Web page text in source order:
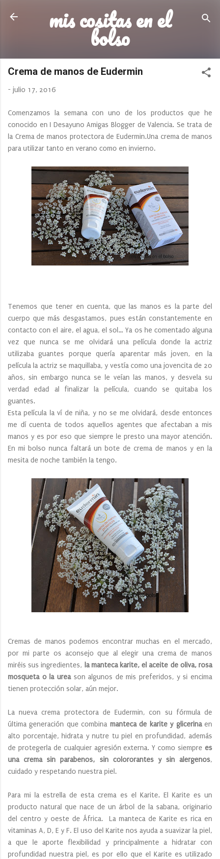
Ir al contenido principal
mis cositas en el
bolso
Crema de manos de Eudermin
- julio 17, 2016
Comenzamos la semana con uno de los productos que he
conocido en I Desayuno Amigas Blogger de Valencia. Se trata de
la Crema de manos protectora de Eudermin.Una crema de manos
para utilizar tanto en verano como en invierno.
Tenemos que tener en cuenta, que las manos es la parte del
cuerpo que más desgastamos, pues están constantemente en
contacto con el aire, el agua, el sol… Ya os he comentado alguna
vez que nunca se me olvidará una película donde la actriz
utilizaba guantes porque quería aparentar más joven, en la
película la actriz se maquillaba, y vestía como una jovencita de 20
años, sin embargo nunca se le veían las manos, y desvela su
verdad edad al finalizar la película, cuando se quitaba los
guantes.
Esta película la ví de niña, y no se me olvidará, desde entonces
me dí cuenta de todos aquellos agentes que afectaban a mis
manos y es por eso que siempre le presto una mayor atención.
En mi bolso nunca faltará un bote de crema de manos y en la
mesita de noche también la tengo.
Cremas de manos podemos encontrar muchas en el mercado,
por mi parte os aconsejo que al elegir una crema de manos
miréis sus ingredientes, la manteca karite, el aceite de oliva, rosa
mosqueta o la ureason algunos de mis preferidos, y si encima
tienen protección solar, aún mejor.
La nueva crema protectora de Eudermin, con su fórmula de
última generación que combina manteca de karite y glicerinaen
alto porcentaje, hidrata y nutre tu piel en profundidad, además
de protegerla de cualquier agresión externa. Y como siempre es
una crema sin parabenos, sin colororantes y sin alergenos,
cuidado y respetando nuestra piel.
Para mi la estrella de esta crema es el Karite. El Karite es un
producto natural que nace de un árbol de la sabana, originario
del centro y oeste de África. La manteca de Karite es rica en
vitaminas A, D, E y F. El uso del Karite nos ayuda a suavizar la piel,
a que le aporte flexibilidad y principalmente a hidratar con
profundidad nuestra piel, es por ello que el Karite es utilizado